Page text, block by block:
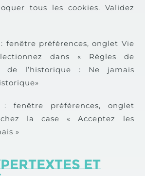
tous les cookies. Validez
fenêtre préférences, onglet Vie
dans « Règles de
de l’historique : Ne jamais
: fenêtre préférences, onglet
la case « Acceptez les
»
et